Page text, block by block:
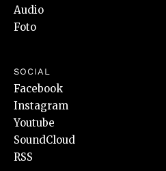
Audio
Foto
SOCIAL
Facebook
Instagram
Youtube
SoundCloud
RSS